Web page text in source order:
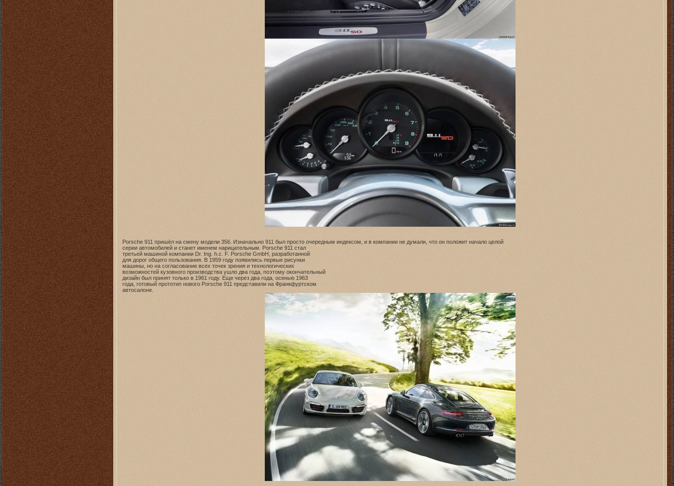
Porsche 911 пришёл на смену модели 356. Изначально 911 был просто очередным индексом, и в компании не думали, что он положит начало целой
серии автомобилей и станет именем нарицательным. Porsche 911 стал
третьей машиной компании Dr. Ing. h.c. F. Porsche GmbH, разработанной
для дорог общего пользования. В 1959 году появились первые рисунки
машины, но на согласование всех точек зрения и технологических
возможностей кузовного производства ушло два года, поэтому окончательный
дизайн был принят только в 1961 году. Еще через два года, осенью 1963
года, готовый прототип нового Porsche 911 представили на Франкфуртском
автосалоне.